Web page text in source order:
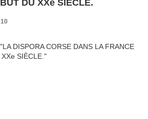
DU XXe SIÈCLE.